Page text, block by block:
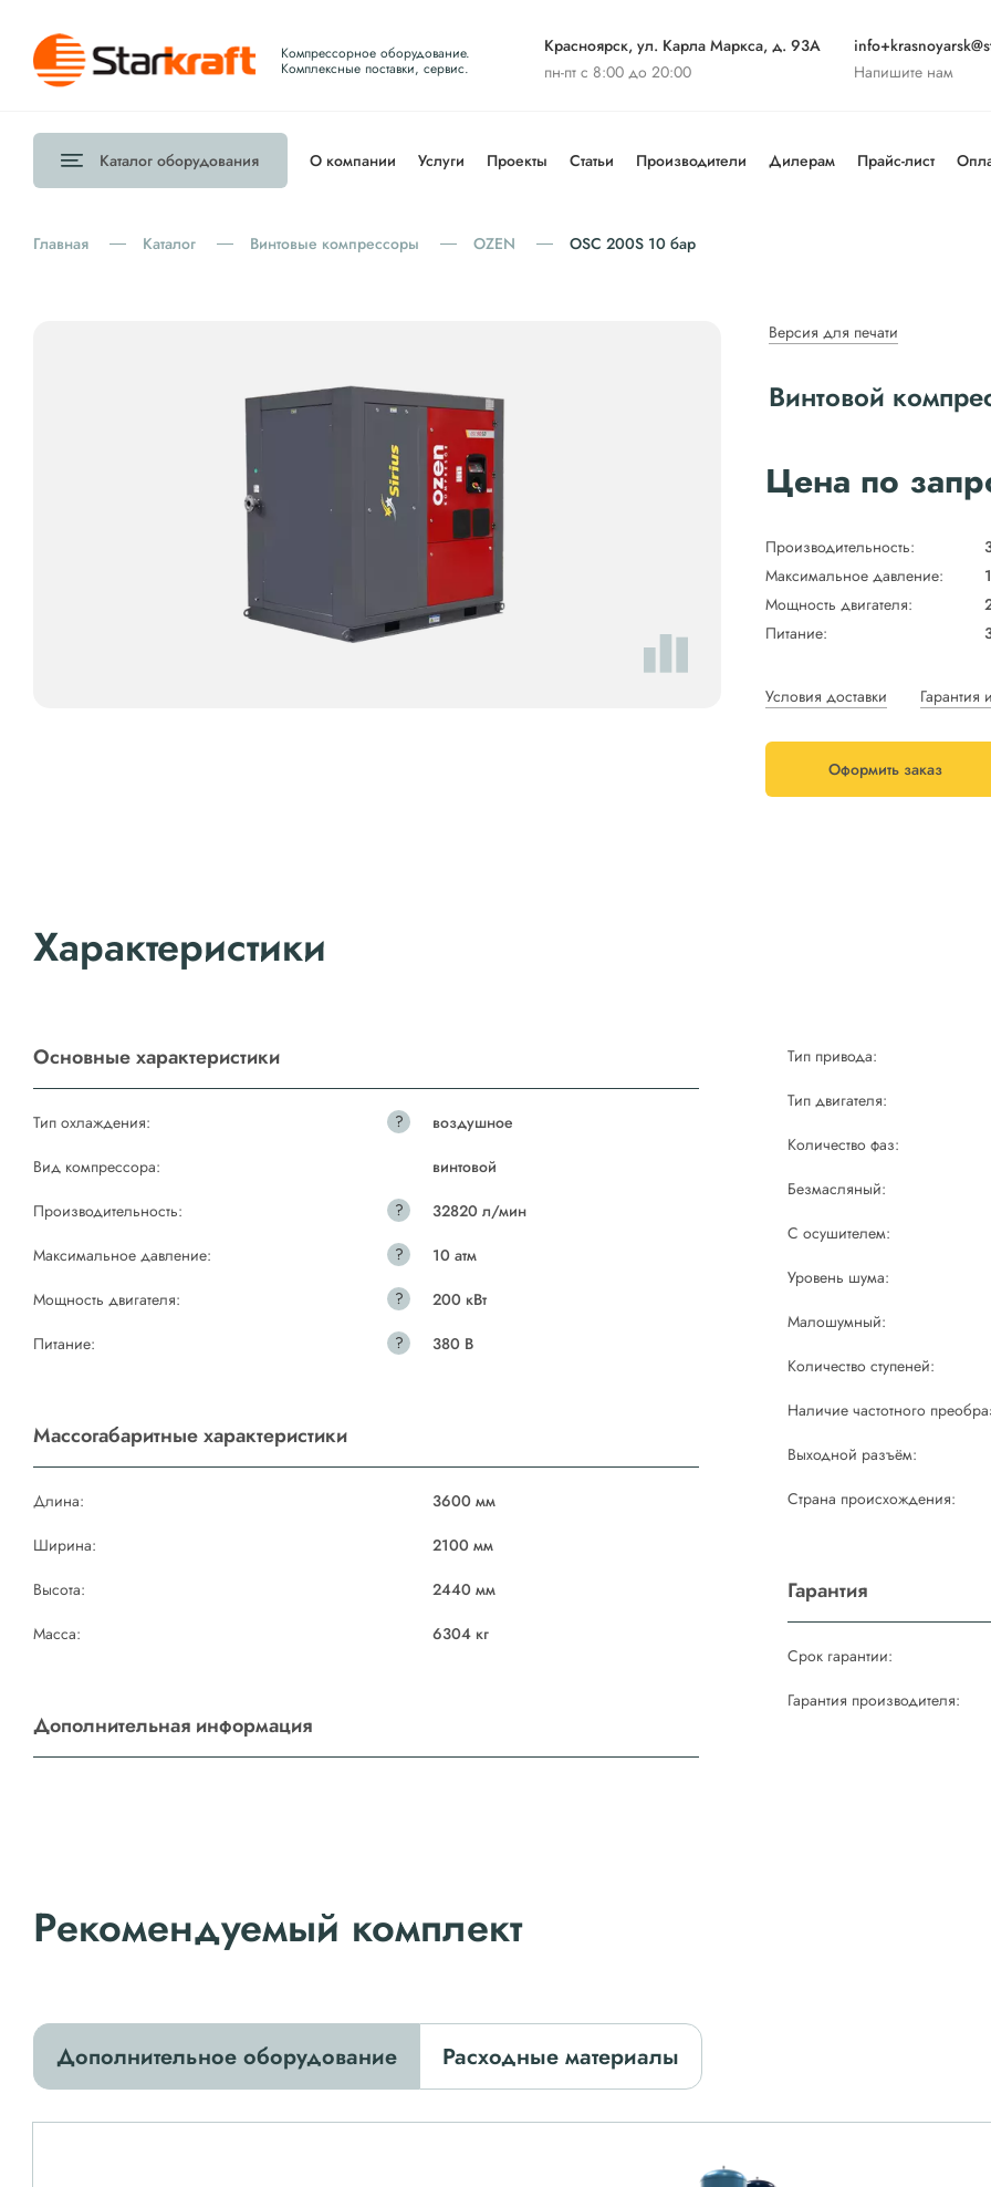
Компрессорное оборудование.
Комплексные поставки, сервис.
Красноярск, ул. Карла Маркса, д. 93А
пн-пт с 8:00 до 20:00
Напишите нам
Каталог оборудования О компании Услуги Проекты Статьи Производители Дилерам Прайс-лист
Главная Каталог Винтовые компрессоры OZEN OSC 200S 10 бар
Версия для печати
Винтовой
Цена по
Производительность:
Максимальное давление:
Мощность двигателя:
Питание:
Условия доставки Гарантия
Оформить заказ
Характеристики
Основные характеристики
Тип охлаждения: ?
воздушное
Вид компрессора:
винтовой
Производительность:
?
32820 л/мин
Максимальное давление:
?
10 атм
Мощность двигателя:
?
200 кВт
Питание:
? 380 В
Массогабаритные характеристики
Длина:
3600 мм
Ширина:
2100 мм
Высота:
2440 мм
Масса:
6304 кг
Дополнительная информация
Тип привода:
Тип двигателя:
Количество фаз:
Безмасляный:
С осушителем:
Уровень шума:
Малошумный:
Количество ступеней:
Наличие частотного
Выходной разъём:
Страна происхождения:
Гарантия
Срок гарантии:
Гарантия производителя:
Рекомендуемый комплект
Дополнительное оборудование Расходные материалы